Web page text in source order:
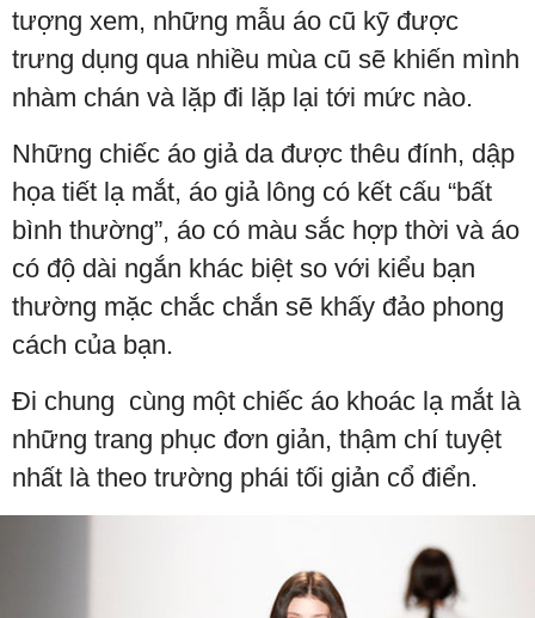
tượng xem, những mẫu áo cũ kỹ được
trưng dụng qua nhiều mùa cũ sẽ khiến mình
nhàm chán và lặp đi lặp lại tới mức nào.
Những chiếc áo giả da được thêu đính, dập
họa tiết lạ mắt, áo giả lông có kết cấu “bất
bình thường”, áo có màu sắc hợp thời và áo
có độ dài ngắn khác biệt so với kiểu bạn
thường mặc chắc chắn sẽ khấy đảo phong
cách của bạn.
Đi chung cùng một chiếc áo khoác lạ mắt là
những trang phục đơn giản, thậm chí tuyệt
nhất là theo trường phái tối giản cổ điển.